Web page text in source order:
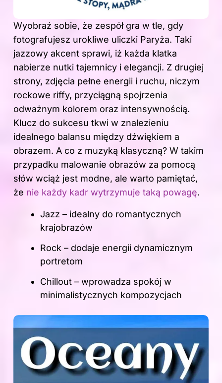
Wyobraź sobie, że zespół gra w tle, gdy
fotografujesz urokliwe uliczki Paryża. Taki
jazzowy akcent sprawi, iż każda klatka
nabierze nutki tajemnicy i elegancji. Z drugiej
strony, zdjęcia pełne energii i ruchu, niczym
rockowe riffy, przyciągną spojrzenia
odważnym kolorem oraz intensywnością.
Klucz do sukcesu tkwi w znalezieniu
idealnego balansu między dźwiękiem a
obrazem. A co z muzyką klasyczną? W takim
przypadku malowanie obrazów za pomocą
słów wciąż jest modne, ale warto pamiętać,
że nie każdy kadr wytrzymuje taką powagę.
Jazz – idealny do romantycznych
krajobrazów
Rock – dodaje energii dynamicznym
portretom
Chillout – wprowadza spokój w
minimalistycznych kompozycjach